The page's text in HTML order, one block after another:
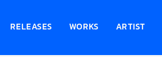
RELEASES WORKS ARTIST